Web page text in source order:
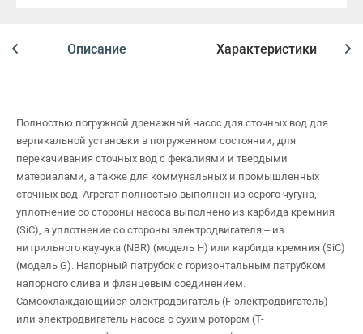
Описание Характеристики
Полностью погружной дренажный насос для сточных вод для
вертикальной установки в погруженном состоянии, для
перекачивания сточных вод с фекалиями и твердыми
материалами, а также для коммунальных и промышленных
сточных вод. Агрегат полностью выполнен из серого чугуна,
уплотнение со стороны насоса выполнено из карбида кремния
(SiC), а уплотнение со стороны электродвигателя – из
нитрильного каучука (NBR) (модель H) или карбида кремния (SiC)
(модель G). Напорный патрубок с горизонтальным патрубком
напорного слива и фланцевым соединением.
Самоохлаждающийся электродвигатель (F-электродвигатель)
или электродвигатель насоса с сухим ротором (T-